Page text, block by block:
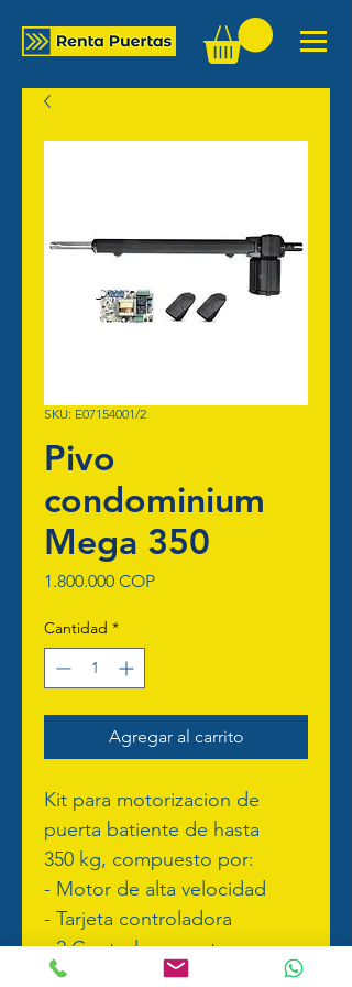
SKU: E07154001/2
Pivo
condominium
Mega 350
1.800.000 COPPrecio
Cantidad *
Agregar al carrito
Kit para motorizacion de
puerta batiente de hasta
350 kg, compuesto por:
- Motor de alta velocidad
- Tarjeta controladora
- 2 Controles remotos
-Caja plastica para tarjeta